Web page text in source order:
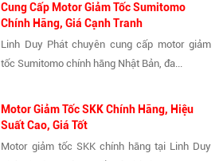
Cung Cấp Motor Giảm Tốc Sumitomo
Chính Hãng, Giá Cạnh Tranh
Linh Duy Phát chuyên cung cấp motor giảm
tốc Sumitomo chính hãng Nhật Bản, đa...
Motor Giảm Tốc SKK Chính Hãng, Hiệu
Suất Cao, Giá Tốt
Motor giảm tốc SKK chính hãng tại Linh Duy